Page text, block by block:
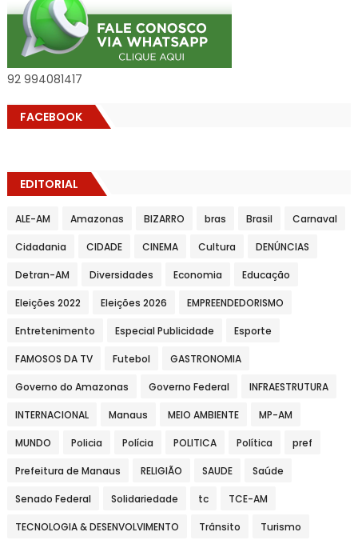
92 994081417
FACEBOOK
EDITORIAL
ALE-AM Amazonas BIZARRO bras Brasil Carnaval
Cidadania CIDADE CINEMA Cultura DENÚNCIAS
Detran-AM Diversidades Economia Educação
Eleições 2022 Eleições 2026 EMPREENDEDORISMO
Entretenimento Especial Publicidade Esporte
FAMOSOS DA TV Futebol GASTRONOMIA
Governo do Amazonas Governo Federal INFRAESTRUTURA
INTERNACIONAL Manaus MEIO AMBIENTE MP-AM
MUNDO Policia Polícia POLITICA Política pref
Prefeitura de Manaus RELIGIÃO SAUDE Saúde
Senado Federal Solidariedade tc TCE-AM
TECNOLOGIA & DESENVOLVIMENTO Trânsito Turismo